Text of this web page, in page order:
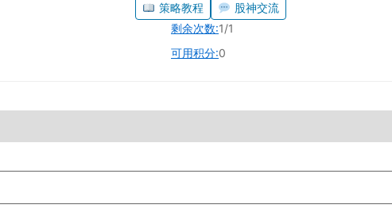
策略教程
股神交流
剩余次数:1/1
可用积分:0